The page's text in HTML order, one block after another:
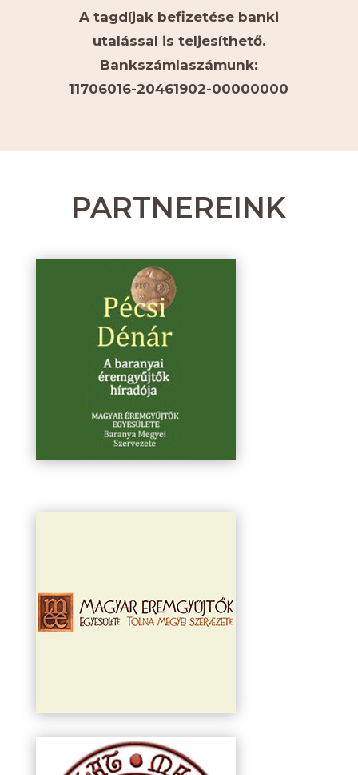
A tagdíjak befizetése banki
utalással is teljesíthető.
Bankszámlaszámunk:
11706016-20461902-00000000
PARTNEREINK